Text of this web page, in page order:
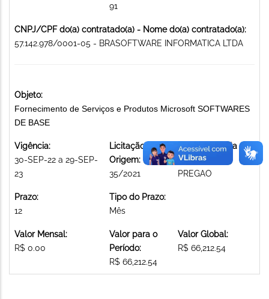
91
CNPJ/CPF do(a) contratado(a) - Nome do(a) contratado(a):
57.142.978/0001-05 - BRASOFTWARE INFORMATICA LTDA
Objeto:
Fornecimento de Serviços e Produtos Microsoft SOFTWARES
DE BASE
Vigência:
30-SEP-22 a 29-SEP-
23
Licitação de
Origem:
35/2021
Modalidade da
licitação:
PREGAO
Prazo:
12
Tipo do Prazo:
Mês
Valor Mensal:
R$ 0.00
Valor para o
Período:
R$ 66,212.54
Valor Global:
R$ 66,212.54